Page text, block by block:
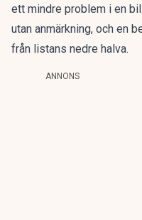
ett mindre problem i en
utan anmärkning, och en
från listans nedre halva.
ANNONS